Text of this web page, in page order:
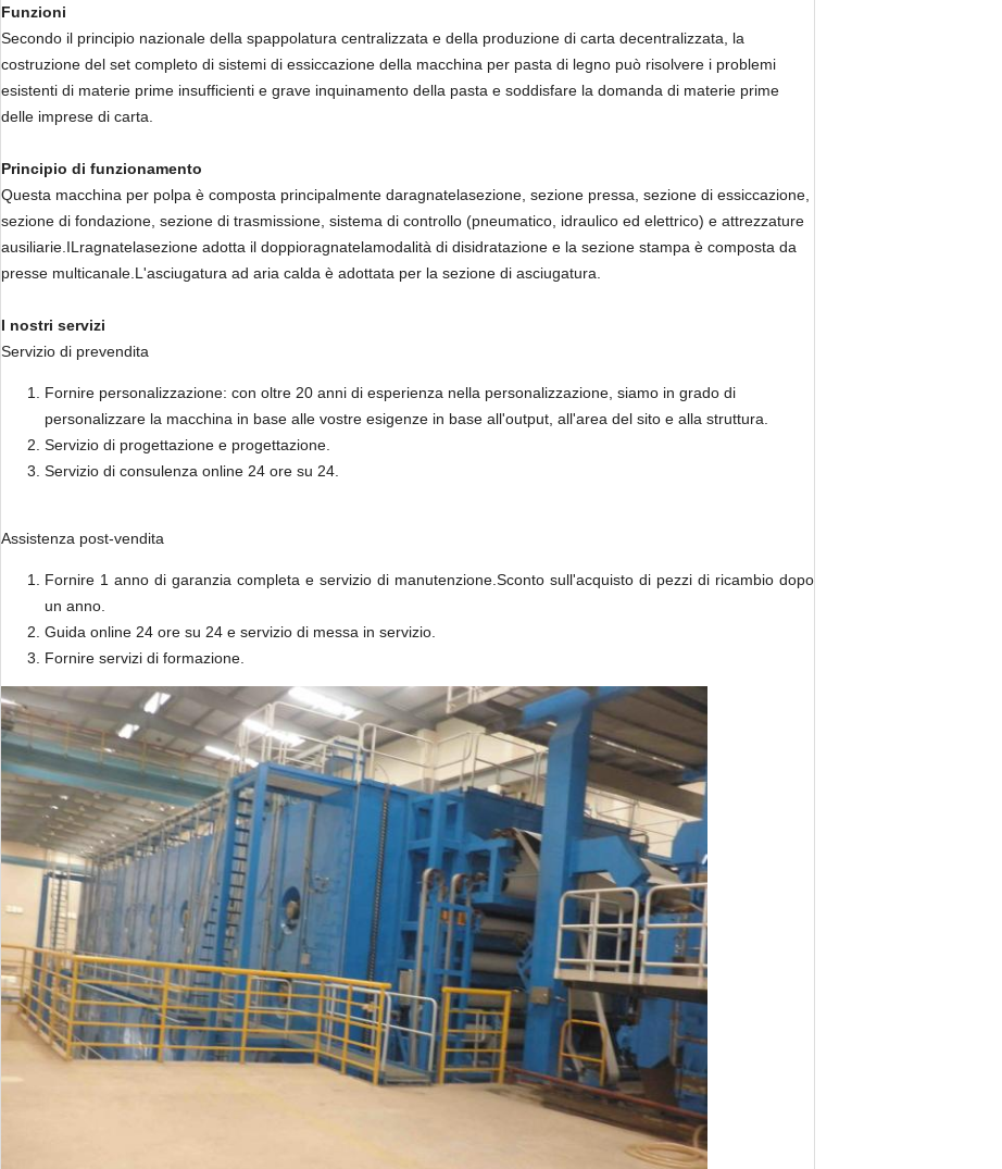
Funzioni
Secondo il principio nazionale della spappolatura centralizzata e della produzione di carta decentralizzata, la
costruzione del set completo di sistemi di essiccazione della macchina per pasta di legno può risolvere i problemi
esistenti di materie prime insufficienti e grave inquinamento della pasta e soddisfare la domanda di materie prime
delle imprese di carta.
Principio di funzionamento
Questa macchina per polpa è composta principalmente daragnatelasezione, sezione pressa, sezione di essiccazione,
sezione di fondazione, sezione di trasmissione, sistema di controllo (pneumatico, idraulico ed elettrico) e attrezzature
ausiliarie.IL ragnatelasezione adotta il doppioragnatelamodalità di disidratazione e la sezione stampa è composta da
presse multicanale.L'asciugatura ad aria calda è adottata per la sezione di asciugatura.
I nostri servizi
Servizio di prevendita
Fornire personalizzazione: con oltre 20 anni di esperienza nella personalizzazione, siamo in grado di
personalizzare la macchina in base alle vostre esigenze in base all'output, all'area del sito e alla struttura.
Servizio di progettazione e progettazione.
Servizio di consulenza online 24 ore su 24.
Assistenza post-vendita
Fornire 1 anno di garanzia completa e servizio di manutenzione.Sconto sull'acquisto di pezzi di ricambio dopo
un anno.
Guida online 24 ore su 24 e servizio di messa in servizio.
Fornire servizi di formazione.